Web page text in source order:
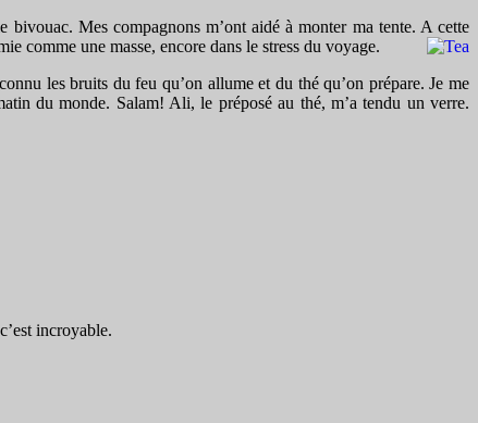
Mes compagnons m’ont aidé à monter ma tente. A cette
comme une masse, encore dans le stress du voyage.
les bruits du feu qu’on allume et du thé qu’on prépare. Je me
du monde. Salam! Ali, le préposé au thé, m’a tendu un verre.
incroyable.